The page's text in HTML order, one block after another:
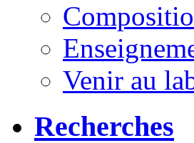
Venir au
Recherches